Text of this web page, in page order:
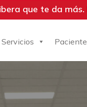
que te da más.
Servicios Paciente